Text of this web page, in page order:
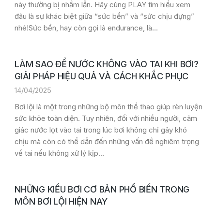
này thường bị nhầm lẫn. Hãy cùng PLAY tìm hiểu xem
đâu là sự khác biệt giữa “sức bền” và “sức chịu đựng”
nhé!Sức bền, hay còn gọi là endurance, là…
LÀM SAO ĐỂ NƯỚC KHÔNG VÀO TAI KHI BƠI?
GIẢI PHÁP HIỆU QUẢ VÀ CÁCH KHẮC PHỤC
14/04/2025
Bơi lội là một trong những bộ môn thể thao giúp rèn luyện
sức khỏe toàn diện. Tuy nhiên, đối với nhiều người, cảm
giác nước lọt vào tai trong lúc bơi không chỉ gây khó
chịu mà còn có thể dẫn đến những vấn đề nghiêm trọng
về tai nếu không xử lý kịp…
NHỮNG KIỂU BƠI CƠ BẢN PHỔ BIẾN TRONG
MÔN BƠI LỘI HIỆN NAY